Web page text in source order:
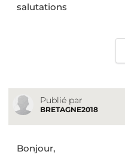
salutations
Publié par
BRETAGNE2018
Bonjour,